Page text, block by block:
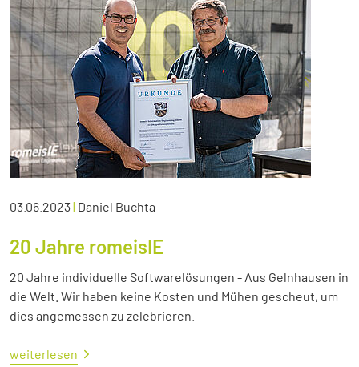
03.06.2023| Daniel Buchta
20 Jahre romeisIE
20 Jahre individuelle Softwarelösungen - Aus Gelnhausen in
die Welt. Wir haben keine Kosten und Mühen gescheut, um
dies angemessen zu zelebrieren.
weiterlesen